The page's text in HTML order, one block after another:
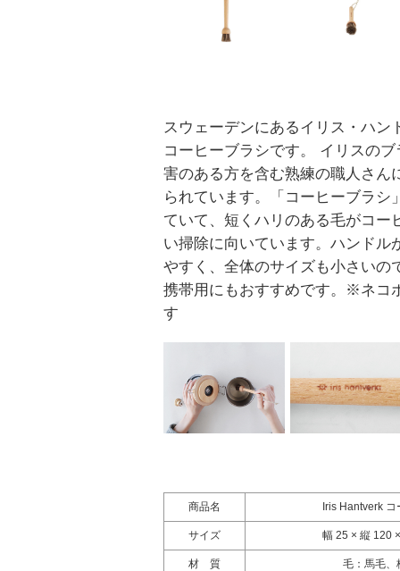
スウェーデンにあるイリス・ハン
コーヒーブラシです。 イリスの
害のある方を含む熟練の職人さん
られています。「コーヒーブラシ
ていて、短くハリのある毛がコー
い掃除に向いています。ハンドル
やすく、全体のサイズも小さいの
携帯用にもおすすめです。
※ネコ
す
商品名 Iris Hantverk
サイズ 幅 25 × 縦 120
材 質 毛：馬毛、